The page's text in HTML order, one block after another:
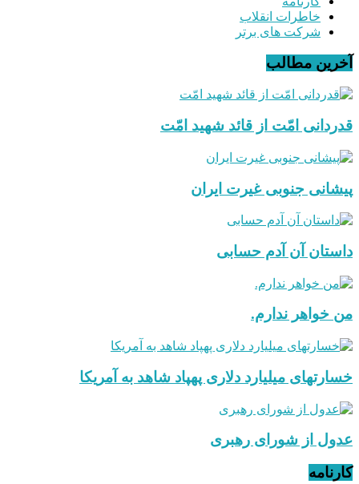
خاطرات انقلاب
شرکت های برتر
آخرین مطالب
قدردانی امّت از قائد شهید امّت
پیشانی جنوبی غیرت ایران
داستان آن آدم حسابی
من خواهر ندارم.
خسارتهای میلیارد دلاری پهپاد شاهد به آمریکا
عدول از شورای رهبری
کارنامه